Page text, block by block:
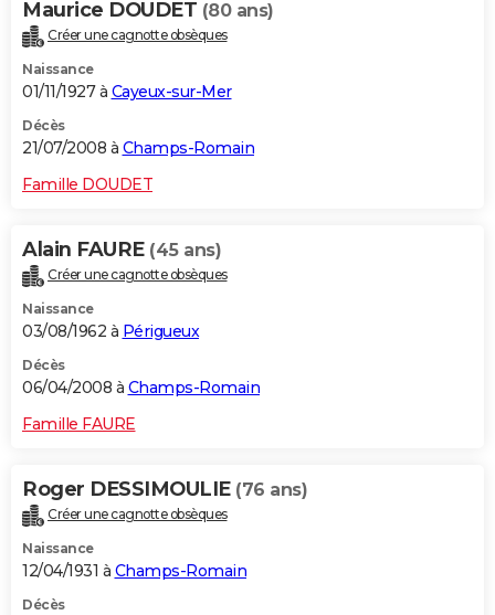
Maurice DOUDET (80 ans)
Créer une cagnotte obsèques
Naissance
01/11/1927 à Cayeux-sur-Mer
Décès
21/07/2008 à Champs-Romain
Famille DOUDET
Alain FAURE (45 ans)
Créer une cagnotte obsèques
Naissance
03/08/1962 à Périgueux
Décès
06/04/2008 à Champs-Romain
Famille FAURE
Roger DESSIMOULIE (76 ans)
Créer une cagnotte obsèques
Naissance
12/04/1931 à Champs-Romain
Décès